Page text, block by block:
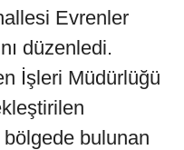
Evrenler
düzenledi.
İşleri Müdürlüğü
bölgede bulunan